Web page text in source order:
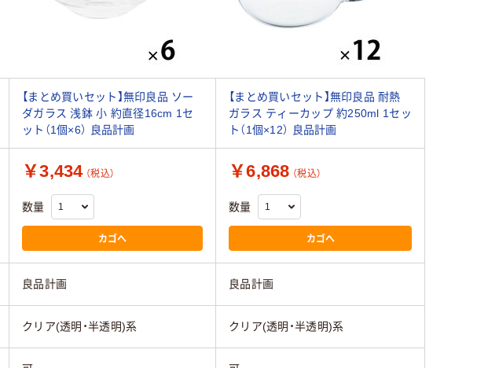
【まとめ買いセット】無印良品 ソー
ダガラス 浅鉢 小 約直径16cm 1セ
ット（1個×6） 良品計画
【まとめ買いセット】無印良品 耐熱
ガラス ティーカップ 約250ml 1セッ
ト（1個×12） 良品計画
￥3,434 （税込）
数量
カゴへ
￥6,868 （税込）
数量
カゴへ
良品計画 良品計画
クリア(透明・半透明)系 クリア(透明・半透明)系